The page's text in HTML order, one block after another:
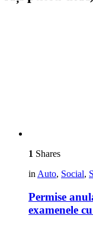
1 Shares
in Auto, Social,
Permise
examenele